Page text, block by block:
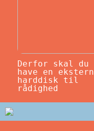
Derfor skal du
have en ekstern
harddisk til
rådighed